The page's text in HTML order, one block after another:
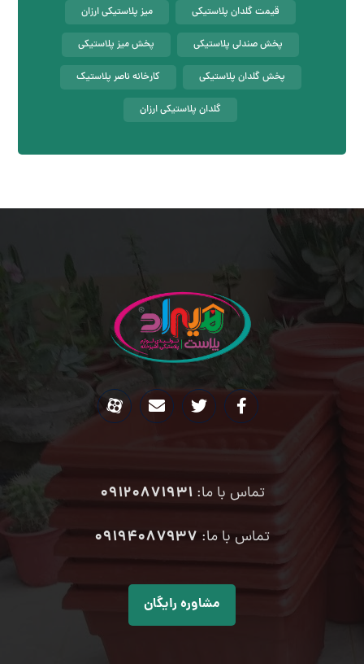
قیمت گلدان پلاستیکی میز پلاستیکی ارزان
پخش صندلی پلاستیکی پخش میز پلاستیکی
پخش گلدان پلاستیکی کارخانه ناصر پلاستیک
گلدان پلاستیکی ارزان
تماس با ما:09120871931
تماس با ما: ۰۹۱۹۴۰۸۷۹۳۷
مشاوره رایگان